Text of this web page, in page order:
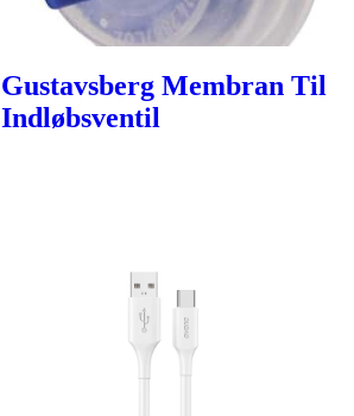
Gustavsberg Membran Til
Indløbsventil